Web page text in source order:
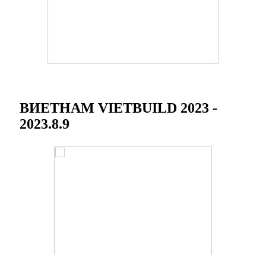
ВИЕТНАМ VIETBUILD 2023 -
2023.8.9